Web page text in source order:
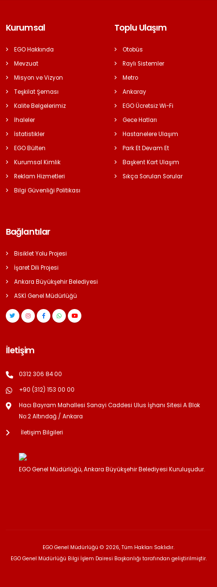
Kurumsal
EGO Hakkında
Mevzuat
Misyon ve Vizyon
Teşkilat Şeması
Kalite Belgelerimiz
İhaleler
İstatistikler
EGO Bülten
Kurumsal Kimlik
Reklam Hizmetleri
Bilgi Güvenliği Politikası
Toplu Ulaşım
Otobüs
Raylı Sistemler
Metro
Ankaray
EGO Ücretsiz Wi-Fi
Gece Hatları
Hastanelere Ulaşım
Park Et Devam Et
Başkent Kart Ulaşım
Sıkça Sorulan Sorular
Bağlantılar
Bisiklet Yolu Projesi
İşaret Dili Projesi
Ankara Büyükşehir Belediyesi
ASKİ Genel Müdürlüğü
İletişim
0312 306 84 00
+90 (312) 153 00 00
Hacı Bayram Mahallesi Sanayi Caddesi Ulus İşhanı Sitesi A Blok
No:2 Altındağ / Ankara
İletişim Bilgileri
EGO Genel Müdürlüğü, Ankara Büyükşehir Belediyesi Kuruluşudur.
EGO Genel Müdürlüğü © 2026, Tüm Hakları Saklıdır.
EGO Genel Müdürlüğü Bilgi İşlem Dairesi Başkanlığı tarafından geliştirilmiştir.